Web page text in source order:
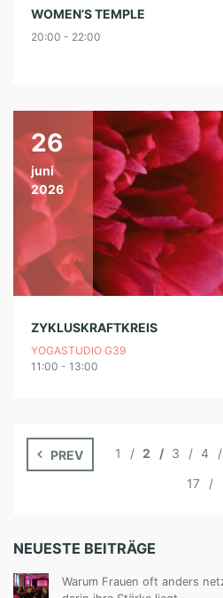
WOMEN’S TEMPLE
20:00 - 22:00
26
juni
2026
ZYKLUSKRAFTKREIS
YOGASTUDIO G39
11:00 - 13:00
PREV 1 2 3 4
17
NEUESTE BEITRÄGE
Warum Frauen oft anders